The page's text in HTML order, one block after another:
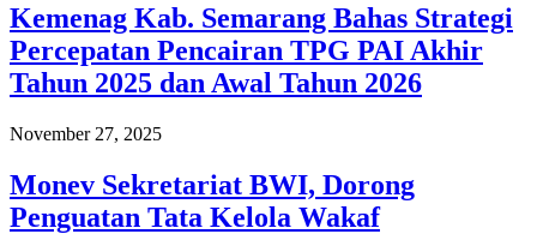
Kemenag Kab. Semarang Bahas Strategi
Percepatan Pencairan TPG PAI Akhir
Tahun 2025 dan Awal Tahun 2026
November 27, 2025
Monev Sekretariat BWI, Dorong
Penguatan Tata Kelola Wakaf